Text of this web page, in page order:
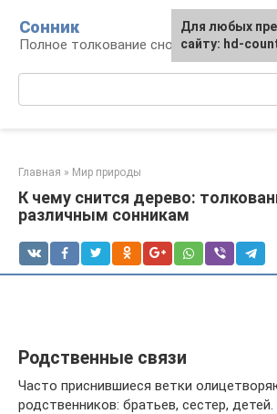
контенту
Сонник
Полное толкование снов
Главная » Мир природы
К чему снится дерево:
различным сонникам
Родственные связи
Часто приснившиеся ветки
родственников: братьев, сестер,
Для любых
сайту: hd-